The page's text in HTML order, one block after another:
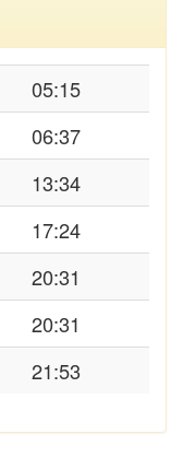
05:15
06:37
13:34
17:24
20:31
20:31
21:53